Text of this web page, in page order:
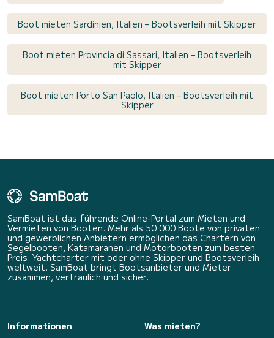
Boot mieten Sardinien, Italien – Bootsverleih mit Skipper
Boot mieten Provincia di Sassari, Italien – Bootsverleih
mit Skipper
Boot mieten Porto San Paolo, Italien – Bootsverleih mit
Skipper
SamBoat ist das führende Online-Portal zum Mieten und
Vermieten von Booten. Mehr als 50 000 Boote von privaten
und gewerblichen Anbietern ermöglichen das Chartern von
Segelbooten, Katamaranen und Motorbooten zum besten
Preis. Yachtcharter mit oder ohne Skipper und Bootsverleih
weltweit. SamBoat bringt Bootsanbieter und Mieter
zusammen, vertraulich und sicher.
Informationen
Was mieten?